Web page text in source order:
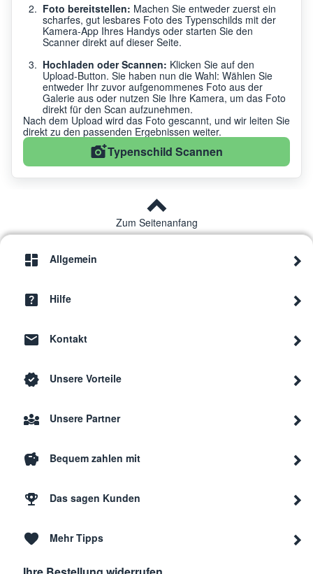
Foto bereitstellen: Machen Sie entweder zuerst ein
scharfes, gut lesbares Foto des Typenschilds mit der
Kamera-App Ihres Handys oder starten Sie den
Scanner direkt auf dieser Seite.
Hochladen oder Scannen: Klicken Sie auf den
Upload-Button. Sie haben nun die Wahl: Wählen Sie
entweder Ihr zuvor aufgenommenes Foto aus der
Galerie aus oder nutzen Sie Ihre Kamera, um das Foto
direkt für den Scan aufzunehmen.
Nach dem Upload wird das Foto gescannt, und wir leiten Sie
direkt zu den passenden Ergebnissen weiter.
Typenschild Scannen
Zum Seitenanfang
Allgemein
Hilfe
Kontakt
Unsere Vorteile
Unsere Partner
Bequem zahlen mit
Das sagen Kunden
Mehr Tipps